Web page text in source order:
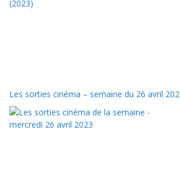
Les sorties cinéma – semaine du 26 avril